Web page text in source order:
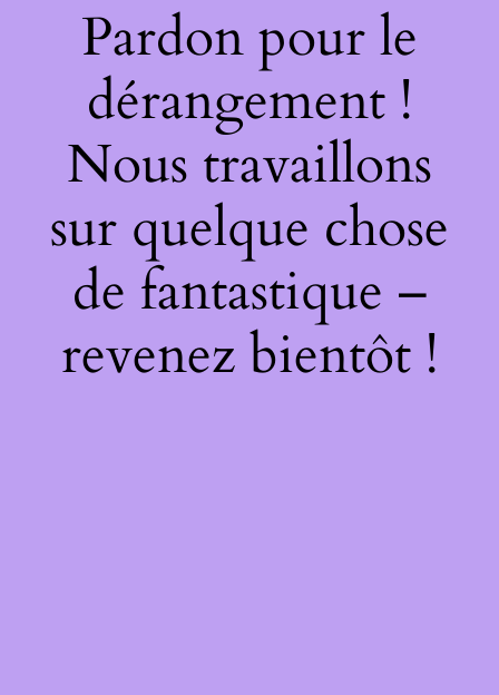
Pardon pour le
dérangement !
Nous travaillons
sur quelque chose
de fantastique –
revenez bientôt !